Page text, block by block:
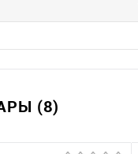
(8)